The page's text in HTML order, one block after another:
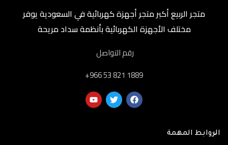
متجر الربيع أكبر متجر أجهزة كهربائية في السعودية يوفر
مختلف الأجهزة الكهربائية بأنظمة سداد مريحة
رقم التواصل
‎+966 53 821 1889
الروابط المهمة